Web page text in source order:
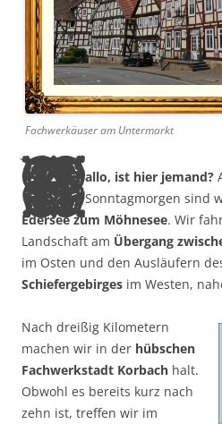
Fachwerkäuser am Untermarkt
Hallo, ist hier jemand?
Sonntagmorgen sind
Edersee zum Möhnesee. Wir
Landschaft am Übergang
im Osten und den Ausläufern
Schiefergebirges im Westen,
Nach dreißig Kilometern
machen wir in der hübschen
Fachwerkstadt Korbach halt.
Obwohl es bereits kurz nach
zehn ist, treffen wir im